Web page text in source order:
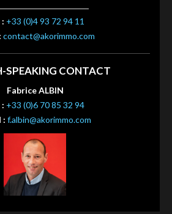
+33 (0)4 93 72 94 11
contact@akorimmo.com
SPEAKING CONTACT
Fabrice ALBIN
+33 (0)6 70 85 32 94
: f.albin@akorimmo.com